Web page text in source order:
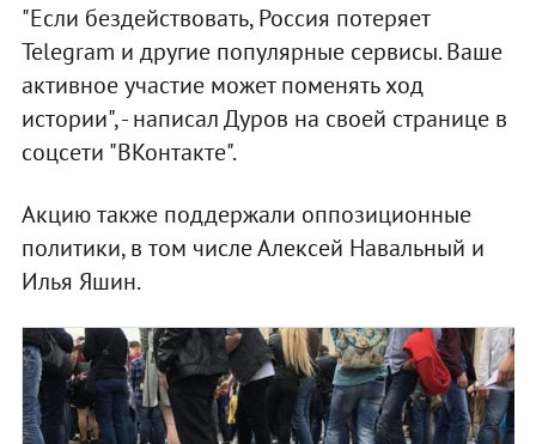
"Если бездействовать, Россия потеряет
Telegram и другие популярные сервисы. Ваше
активное участие может поменять ход
истории", - написал Дуров на своей странице в
соцсети "ВКонтакте".
Акцию также поддержали оппозиционные
политики, в том числе Алексей Навальный и
Илья Яшин.